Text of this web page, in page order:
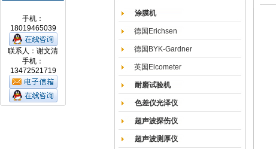
手机：
18019465039
联系人：谢文清
手机：
13472521719
涂膜机
德国Erichsen
德国BYK-Gardner
英国Elcometer
耐磨试验机
色差仪光泽仪
超声波探伤仪
超声波测厚仪